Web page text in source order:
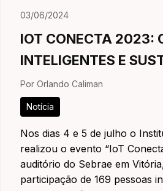
03/06/2024
IOT CONECTA 2023:
INTELIGENTES E
Por Orlando Caliman
Notícia
Nos dias 4 e 5 de julho o
realizou o evento “IoT
auditório do Sebrae em
participação de 169 pessoas